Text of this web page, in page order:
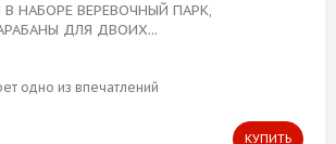
В НАБОРЕ ВЕРЕВОЧНЫЙ ПАРК,
ДЛЯ ДВОИХ...
одно из впечатлений
КУПИТЬ